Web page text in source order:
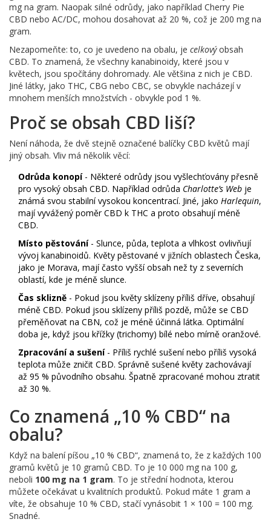
mg na gram. Naopak silné odrůdy, jako například Cherry Pie
CBD nebo AC/DC, mohou dosahovat až 20 %, což je 200 mg na
gram.
Nezapomeňte: to, co je uvedeno na obalu, je celkovýobsah
CBD. To znamená, že všechny kanabinoidy, které jsou v
květech, jsou spočítány dohromady. Ale většina z nich je CBD.
Jiné látky, jako THC, CBG nebo CBC, se obvykle nacházejí v
mnohem menších množstvích - obvykle pod 1 %.
Proč se obsah CBD liší?
Není náhoda, že dvě stejně označené balíčky CBD květů mají
jiný obsah. Vliv má několik věcí:
Odrůda konopí- Některé odrůdy jsou vyšlechťovány přesně
pro vysoký obsah CBD. Například odrůda Charlotte’s Web je
známá svou stabilní vysokou koncentrací. Jiné, jako Harlequin,
mají vyvážený poměr CBD k THC a proto obsahují méně
CBD.
Místo pěstování- Slunce, půda, teplota a vlhkost ovlivňují
vývoj kanabinoidů. Květy pěstované v jižních oblastech Česka,
jako je Morava, mají často vyšší obsah než ty z severních
oblastí, kde je méně slunce.
Čas sklizně - Pokud jsou květy sklízeny příliš dříve, obsahují
méně CBD. Pokud jsou sklízeny příliš pozdě, může se CBD
přeměňovat na CBN, což je méně účinná látka. Optimální
doba je, když jsou křížky (trichomy) bílé nebo mírně oranžové.
Zpracování a sušení- Příliš rychlé sušení nebo příliš vysoká
teplota může zničit CBD. Správně sušené květy zachovávají
až 95 % původního obsahu. Špatně zpracované mohou ztratit
až 30 %.
Co znamená „10 % CBD“ na
obalu?
Když na balení píšou „10 % CBD“, znamená to, že z každých 100
gramů květů je 10 gramů CBD. To je 10 000 mg na 100 g,
neboli 100 mg na 1 gram. To je střední hodnota, kterou
můžete očekávat u kvalitních produktů. Pokud máte 1 gram a
víte, že obsahuje 10 % CBD, stačí vynásobit 1 × 100 = 100 mg.
Snadné.